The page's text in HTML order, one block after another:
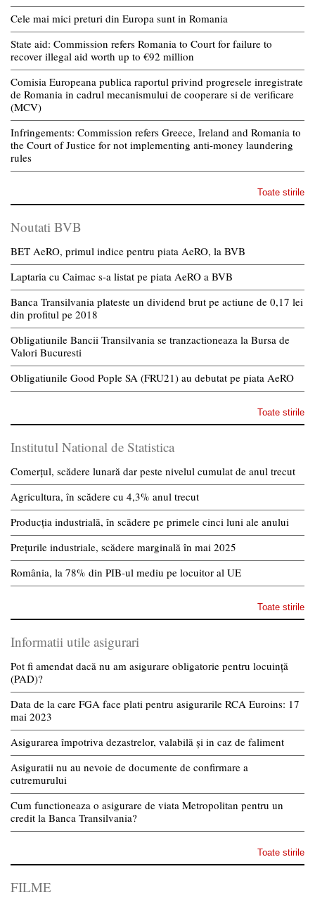
Cele mai mici preturi din Europa sunt in Romania
State aid: Commission refers Romania to Court for failure to
recover illegal aid worth up to €92 million
Comisia Europeana publica raportul privind progresele inregistrate
de Romania in cadrul mecanismului de cooperare si de verificare
(MCV)
Infringements: Commission refers Greece, Ireland and Romania to
the Court of Justice for not implementing anti-money laundering
rules
Toate stirile
Noutati BVB
BET AeRO, primul indice pentru piata AeRO, la BVB
Laptaria cu Caimac s-a listat pe piata AeRO a BVB
Banca Transilvania plateste un dividend brut pe actiune de 0,17 lei
din profitul pe 2018
Obligatiunile Bancii Transilvania se tranzactioneaza la Bursa de
Valori Bucuresti
Obligatiunile Good Pople SA (FRU21) au debutat pe piata AeRO
Toate stirile
Institutul National de Statistica
Comerțul, scădere lunară dar peste nivelul cumulat de anul trecut
Agricultura, în scădere cu 4,3% anul trecut
Producția industrială, în scădere pe primele cinci luni ale anului
Prețurile industriale, scădere marginală în mai 2025
România, la 78% din PIB-ul mediu pe locuitor al UE
Toate stirile
Informatii utile asigurari
Pot fi amendat dacă nu am asigurare obligatorie pentru locuință
(PAD)?
Data de la care FGA face plati pentru asigurarile RCA Euroins: 17
mai 2023
Asigurarea împotriva dezastrelor, valabilă și in caz de faliment
Asiguratii nu au nevoie de documente de confirmare a
cutremurului
Cum functioneaza o asigurare de viata Metropolitan pentru un
credit la Banca Transilvania?
Toate stirile
FILME